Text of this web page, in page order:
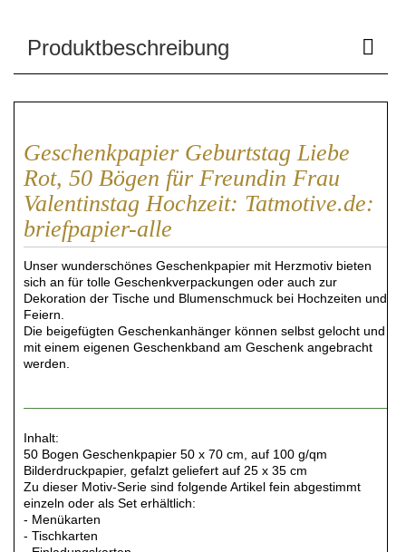
Produktbeschreibung
Geschenkpapier Geburtstag Liebe
Rot, 50 Bögen für Freundin Frau
Valentinstag Hochzeit: Tatmotive.de:
briefpapier-alle
Unser wunderschönes Geschenkpapier mit Herzmotiv bieten
sich an für tolle Geschenkverpackungen oder auch zur
Dekoration der Tische und Blumenschmuck bei Hochzeiten und
Feiern.
Die beigefügten Geschenkanhänger können selbst gelocht und
mit einem eigenen Geschenkband am Geschenk angebracht
werden.
Inhalt:
50 Bogen Geschenkpapier 50 x 70 cm, auf 100 g/qm
Bilderdruckpapier, gefalzt geliefert auf 25 x 35 cm
Zu dieser Motiv-Serie sind folgende Artikel fein abgestimmt
einzeln oder als Set erhältlich:
- Menükarten
- Tischkarten